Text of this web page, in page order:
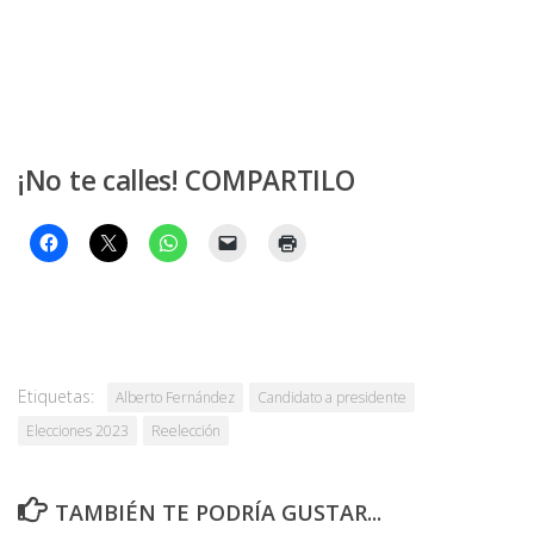
¡No te calles! COMPARTILO
Etiquetas: Alberto Fernández
Candidato a presidente
Elecciones 2023
Reelección
TAMBIÉN TE PODRÍA GUSTAR...